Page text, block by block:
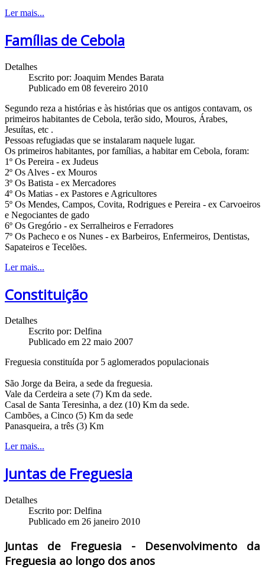
Ler mais...
Famílias de Cebola
Detalhes
Escrito por: Joaquim Mendes Barata
Publicado em 08 fevereiro 2010
Segundo reza a histórias e às histórias que os antigos contavam, os
primeiros habitantes de Cebola, terão sido, Mouros, Árabes,
Jesuítas, etc .
Pessoas refugiadas que se instalaram naquele lugar.
Os primeiros habitantes, por famílias, a habitar em Cebola, foram:
1º Os Pereira - ex Judeus
2º Os Alves - ex Mouros
3º Os Batista - ex Mercadores
4º Os Matias - ex Pastores e Agricultores
5º Os Mendes, Campos, Covita, Rodrigues e Pereira - ex Carvoeiros
e Negociantes de gado
6º Os Gregório - ex Serralheiros e Ferradores
7º Os Pacheco e os Nunes - ex Barbeiros, Enfermeiros, Dentistas,
Sapateiros e Tecelões.
Ler mais...
Constituição
Detalhes
Escrito por: Delfina
Publicado em 22 maio 2007
Freguesia constituída por 5 aglomerados populacionais
São Jorge da Beira, a sede da freguesia.
Vale da Cerdeira a sete (7) Km da sede.
Casal de Santa Teresinha, a dez (10) Km da sede.
Cambões, a Cinco (5) Km da sede
Panasqueira, a três (3) Km
Ler mais...
Juntas de Freguesia
Detalhes
Escrito por: Delfina
Publicado em 26 janeiro 2010
Juntas de Freguesia - Desenvolvimento da
Freguesia ao longo dos anos